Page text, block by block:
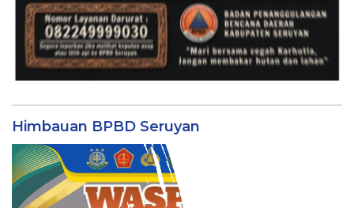
Himbauan BPBD Seruyan